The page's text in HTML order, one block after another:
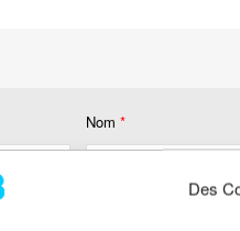
Des
Nom *